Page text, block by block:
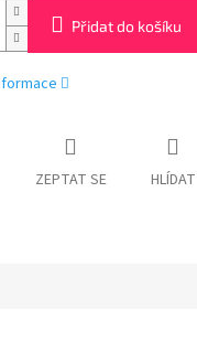
Přidat do košíku
ZEPTAT SE HLÍDAT